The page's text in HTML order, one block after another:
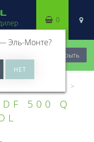
Закрыть
Эль-Монте?
0
500 Q